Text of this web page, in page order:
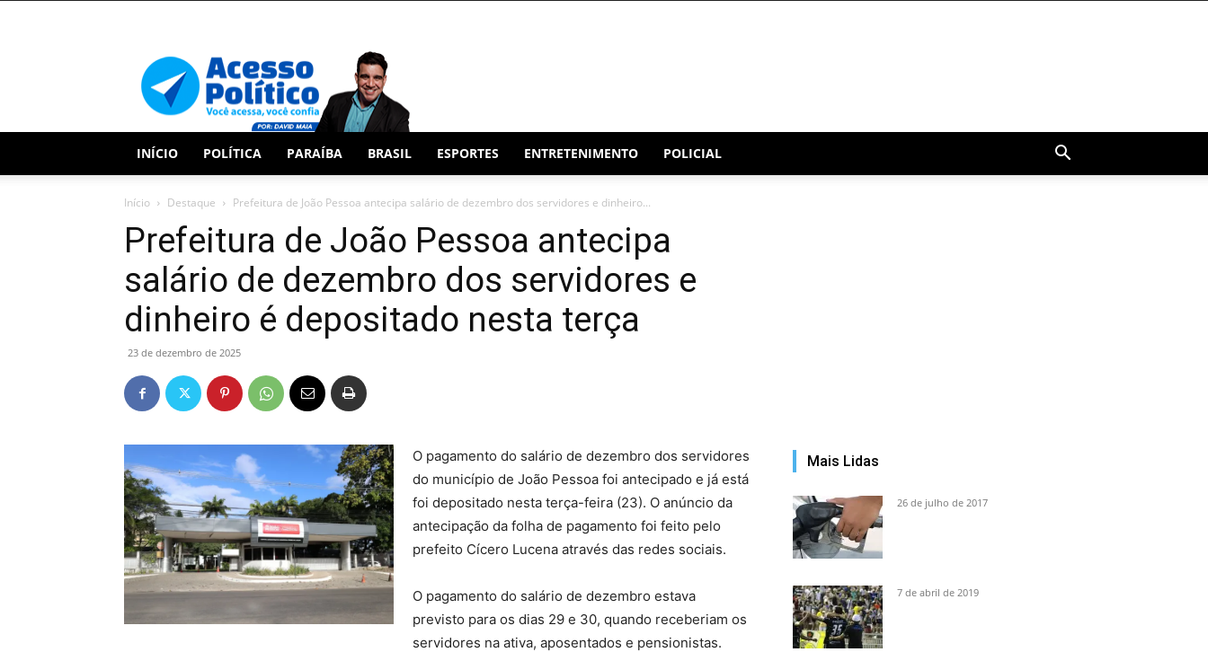
INÍCIO POLÍTICA PARAÍBA BRASIL ESPORTES ENTRETENIMENTO POLICIAL
Início Destaque Prefeitura de João Pessoa antecipa salário de dezembro dos servidores e dinheiro...
Prefeitura de João Pessoa antecipa
salário de dezembro dos servidores e
dinheiro é depositado nesta terça
23 de dezembro de 2025
O pagamento do salário de dezembro dos servidores
do município de João Pessoa foi antecipado e já está
foi depositado nesta terça-feira (23). O anúncio da
antecipação da folha de pagamento foi feito pelo
prefeito Cícero Lucena através das redes sociais.
O pagamento do salário de dezembro estava
previsto para os dias 29 e 30, quando receberiam os
servidores na ativa, aposentados e pensionistas.
Mais Lidas
26 de julho de 2017
7 de abril de 2019